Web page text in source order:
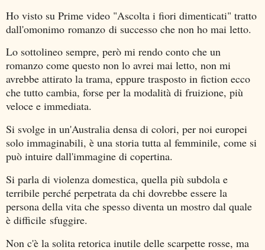
Ho visto su Prime video "Ascolta i fiori dimenticati" tratto
dall'omonimo romanzo di successo che non ho mai letto.
Lo sottolineo sempre, però mi rendo conto che un
romanzo come questo non lo avrei mai letto, non mi
avrebbe attirato la trama, eppure trasposto in fiction ecco
che tutto cambia, forse per la modalità di fruizione, più
veloce e immediata.
Si svolge in un'Australia densa di colori, per noi europei
solo immaginabili, è una storia tutta al femminile, come si
può intuire dall'immagine di copertina.
Si parla di violenza domestica, quella più subdola e
terribile perché perpetrata da chi dovrebbe essere la
persona della vita che spesso diventa un mostro dal quale
è difficile sfuggire.
Non c'è la solita retorica inutile delle scarpette rosse, ma